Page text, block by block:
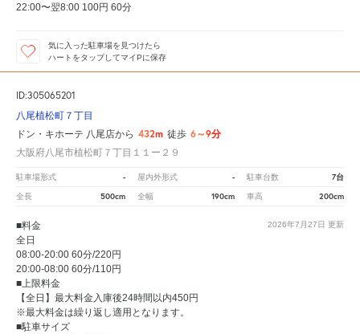
22:00〜翌8:00 100円 60分
気に入った駐車場を見つけたら
ハートをタップしてマイPに保存
ID:305065201
八尾植松町７丁目
ドン・キホーテ 八尾店から 432m 徒歩 6～9分
大阪府八尾市植松町７丁目１１ー２９
駐車場形式 - 屋内外形式 - 駐車台数 7台
全長 500cm 全幅 190cm 車高 200cm
2026年7月27日 更新
■料金
全日
08:00-20:00 60分/220円
20:00-08:00 60分/110円
■上限料金
【全日】最大料金入庫後24時間以内450円
※最大料金は繰り返し適用となります。
■駐車サイズ